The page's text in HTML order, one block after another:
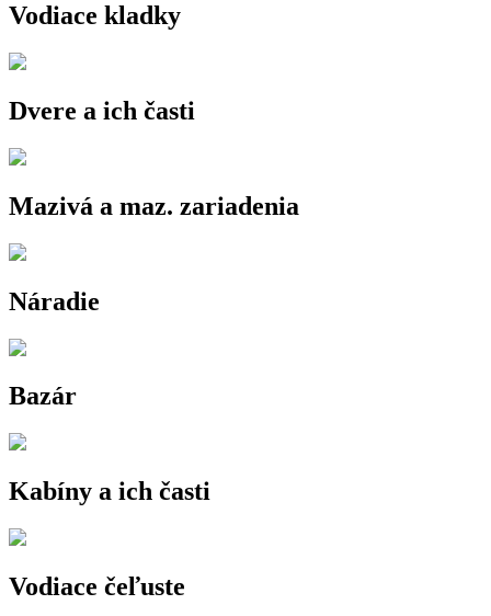
Vodiace kladky
Dvere a ich časti
Mazivá a maz. zariadenia
Náradie
Bazár
Kabíny a ich časti
Vodiace čeľuste